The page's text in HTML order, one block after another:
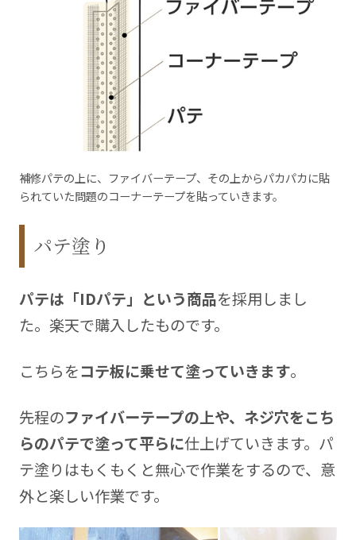
補修パテの上に、ファイバーテープ、その上からパカパカに貼
られていた問題のコーナーテープを貼っていきます。
パテ塗り
パテは「IDパテ」という商品を採用しまし
た。楽天で購入したものです。
こちらをコテ板に乗せて塗っていきます。
先程のファイバーテープの上や、ネジ穴をこち
らのパテで塗って平らに仕上げていきます。パ
テ塗りはもくもくと無心で作業をするので、意
外と楽しい作業です。